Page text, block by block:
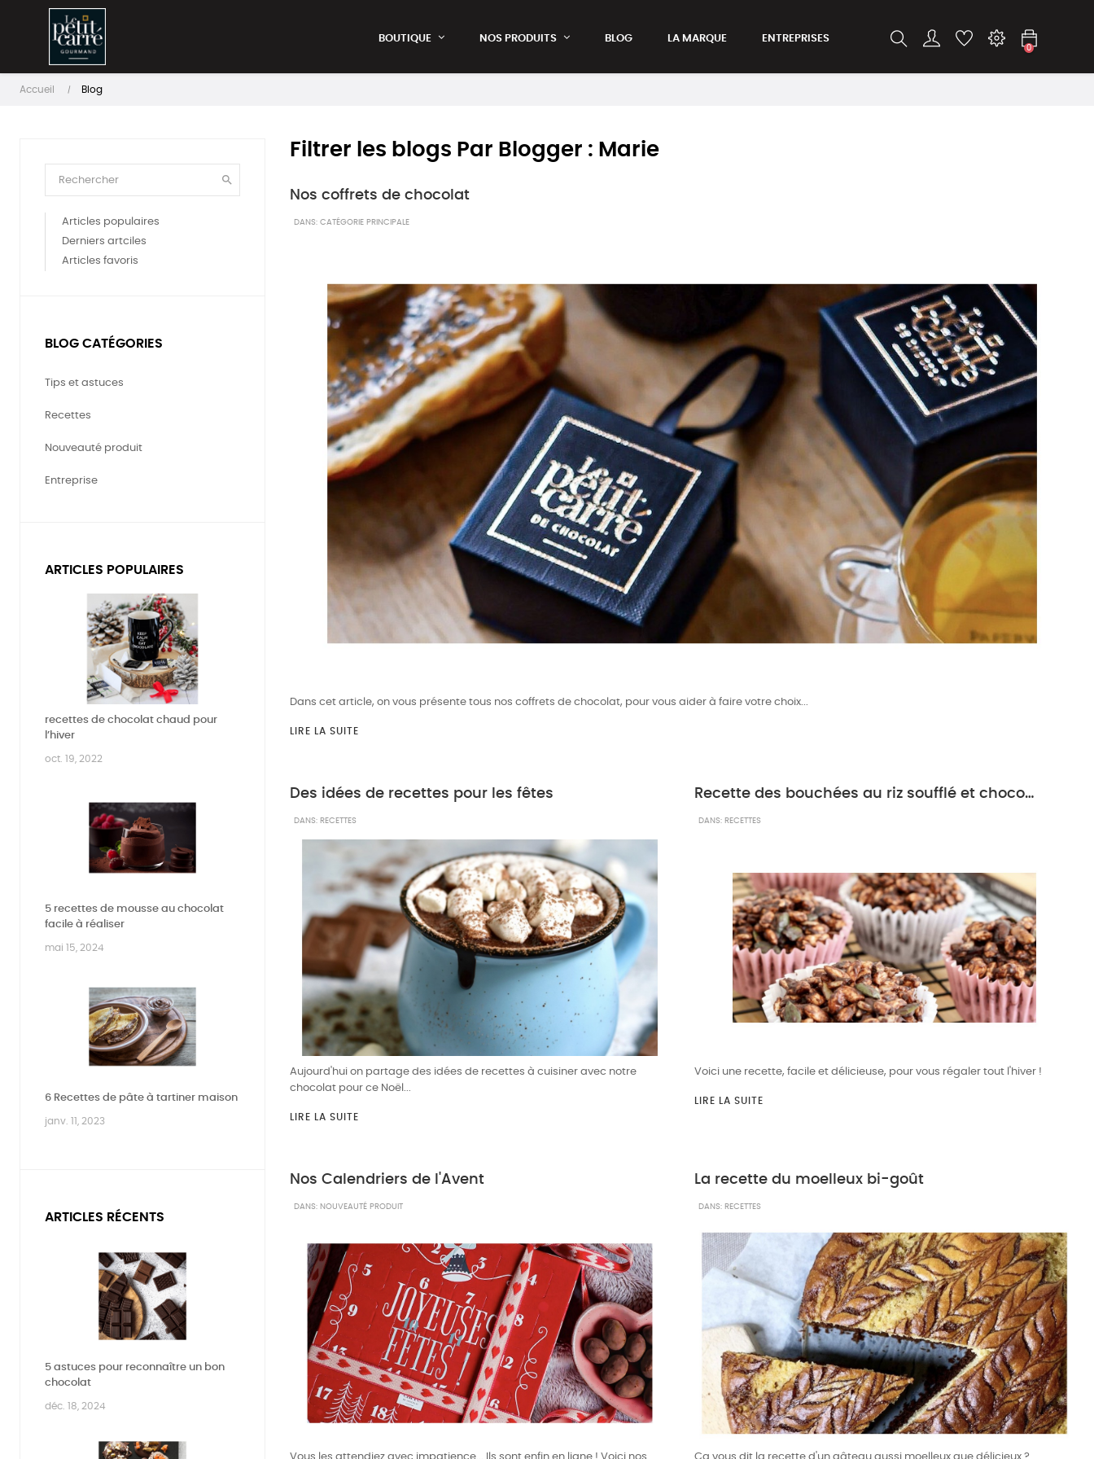
BOUTIQUE NOS PRODUITS BLOG LA MARQUE ENTREPRISES
0
Accueil Blog

Articles populaires
Derniers artciles
Articles favoris
BLOG CATÉGORIES
Tips et astuces
Recettes
Nouveauté produit
Entreprise
ARTICLES POPULAIRES
recettes de chocolat chaud pour
l’hiver
oct. 19, 2022
5 recettes de mousse au chocolat
facile à réaliser
mai 15, 2024
6 Recettes de pâte à tartiner maison
janv. 11, 2023
ARTICLES RÉCENTS
5 astuces pour reconnaître un bon
chocolat
déc. 18, 2024
Filtrer les blogs Par Blogger : Marie
Nos coffrets de chocolat
DANS: CATÉGORIE PRINCIPALE
Dans cet article, on vous présente tous nos coffrets de chocolat, pour vous aider à faire votre choix...
LIRE LA SUITE
Des idées de recettes pour les fêtes
DANS: RECETTES
Aujourd'hui on partage des idées de recettes à cuisiner avec notre
chocolat pour ce Noël...
LIRE LA SUITE
Recette des bouchées au riz soufflé et chocolat
DANS: RECETTES
Voici une recette, facile et délicieuse, pour vous régaler tout l'hiver !
LIRE LA SUITE
Nos Calendriers de l'Avent
DANS: NOUVEAUTÉ PRODUIT
Vous les attendiez avec impatience... Ils sont enfin en ligne ! Voici nos
La recette du moelleux bi-goût
DANS: RECETTES
Ça vous dit la recette d'un gâteau aussi moelleux que délicieux ?